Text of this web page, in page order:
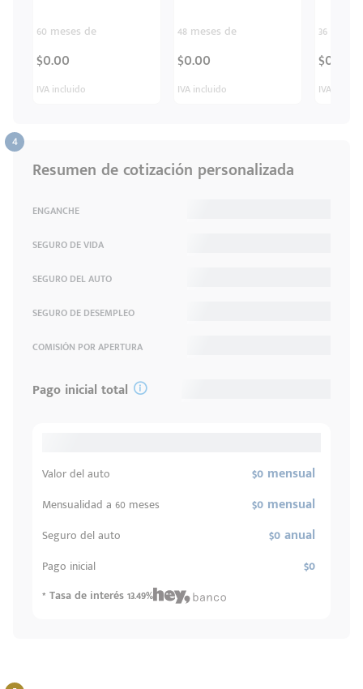
60 meses de
$0.00
IVA incluido
48 meses de
$0.00
IVA incluido
36
$0.00
IVA
Resumen de cotización personalizada
ENGANCHE
SEGURO DE VIDA
SEGURO DEL AUTO
SEGURO DE DESEMPLEO
COMISIÓN POR APERTURA
Pago inicial total
Valor del auto $0 mensual
Mensualidad a 60 meses $0 mensual
Seguro del auto $0 anual
Pago inicial $0
* Tasa de interés 13.49%